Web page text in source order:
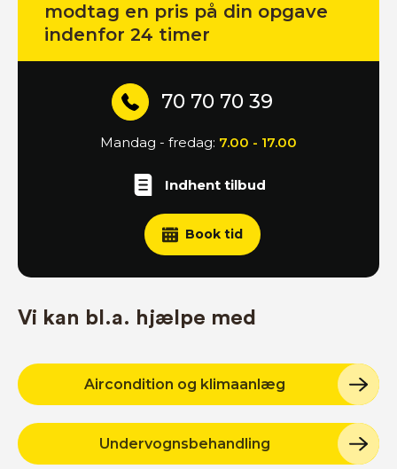
modtag en pris på din opgave
indenfor 24 timer
70 70 70 39
Mandag - fredag: 7.00 - 17.00
Indhent tilbud
Book tid
Vi kan bl.a. hjælpe med
Aircondition og klimaanlæg
Undervognsbehandling